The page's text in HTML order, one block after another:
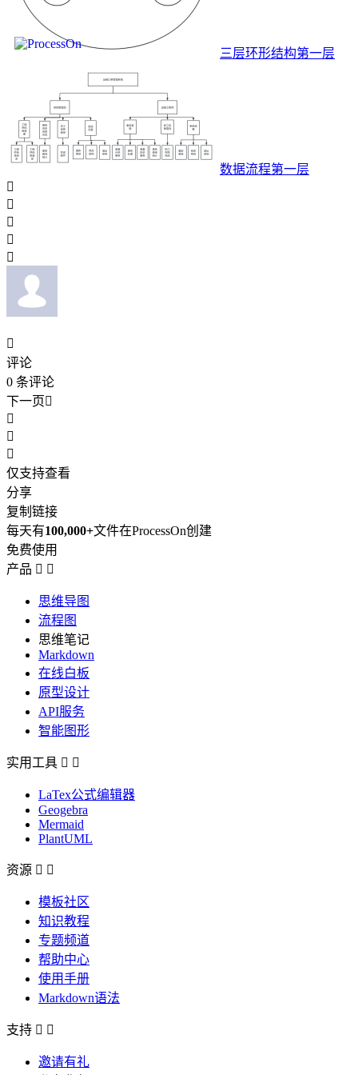
三层环形结构第一层
数据流程第一层






评论
0 条评论
下一页



仅支持查看
分享
复制链接
每天有100,000+文件在ProcessOn创建
免费使用
产品  
思维导图
流程图
思维笔记
Markdown
在线白板
原型设计
API服务
智能图形
实用工具  
LaTex公式编辑器
Geogebra
Mermaid
PlantUML
资源  
模板社区
知识教程
专题频道
帮助中心
使用手册
Markdown语法
支持  
邀请有礼